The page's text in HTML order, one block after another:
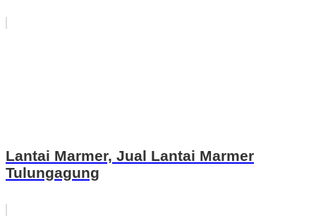
Lantai Marmer, Jual Lantai Marmer
Tulungagung